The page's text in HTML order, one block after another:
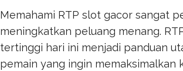
Memahami RTP slot gacor sangat
meningkatkan peluang menang.
tertinggi hari ini menjadi panduan
pemain yang ingin memaksimalkan